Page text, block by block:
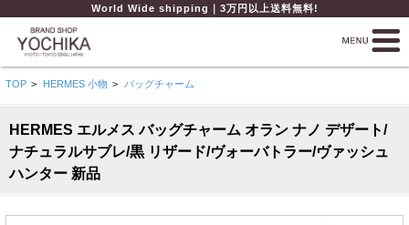
World Wide shipping｜3万円以上送料無料!
TOP > HERMES 小物 > バッグチャーム
HERMES エルメス バッグチャーム オラン ナノ デザート/
ナチュラルサブレ/黒 リザード/ヴォーバトラー/ヴァッシュ
ハンター 新品